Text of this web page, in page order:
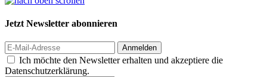
Jetzt Newsletter abonnieren
Anmelden
Ich möchte den Newsletter erhalten und akzeptiere die
Datenschutzerklärung.